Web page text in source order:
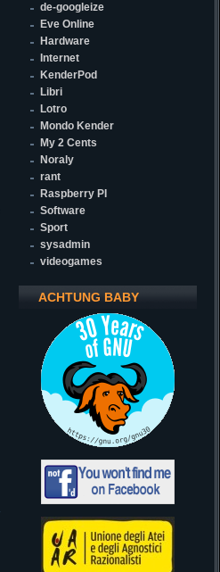
de-googleize
Eve Online
Hardware
Internet
KenderPod
Libri
Lotro
Mondo Kender
My 2 Cents
Noraly
rant
Raspberry PI
Software
Sport
sysadmin
videogames
ACHTUNG BABY